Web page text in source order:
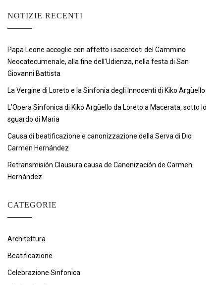
NOTIZIE RECENTI
Papa Leone accoglie con affetto i sacerdoti del Cammino
Neocatecumenale, alla fine dell’Udienza, nella festa di San
Giovanni Battista
La Vergine di Loreto e la Sinfonia degli Innocenti di Kiko Argüello
L’Opera Sinfonica di Kiko Argüello da Loreto a Macerata, sotto lo
sguardo di Maria
Causa di beatificazione e canonizzazione della Serva di Dio
Carmen Hernández
Retransmisión Clausura causa de Canonización de Carmen
Hernández
CATEGORIE
Architettura
Beatificazione
Celebrazione Sinfonica